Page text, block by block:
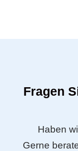
Fragen
Haben
Gerne